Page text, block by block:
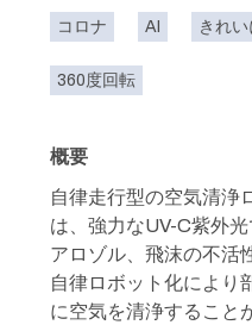
コロナ AI きれい
360度回転
概要
自律走行型の空気清浄
は、強力なUV-C紫外
アロゾル、飛沫の不活
自律ロボット化により
に空気を清浄すること